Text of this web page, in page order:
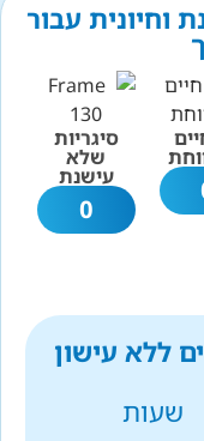
וחיונית עבור
סיגריות
שלא
עישנת
0
ללא עישון
שעות